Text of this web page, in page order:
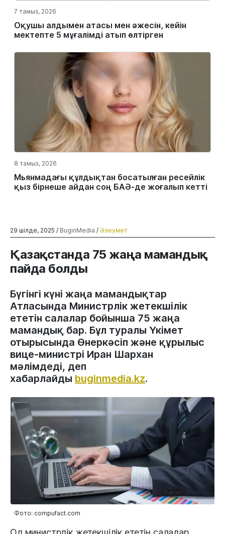
7 тамыз, 2026
Оқушы алдымен атасы мен әжесін, кейін
мектепте 5 мұғалімді атып өлтірген
8 тамыз, 2026
Мьянмадағы құлдықтан босатылған ресейлік
қыз бірнеше айдан соң БАӘ-де жоғалып кетті
29 шілде, 2025 / BuginMedia / Әлеумет
Қазақстанда 75 жаңа мамандық
пайда болды
Бүгінгі күні жаңа мамандықтар
Атласында Министрлік жетекшілік
ететін салалар бойынша 75 жаңа
мамандық бар. Бұл туралы Үкімет
отырысында Өнеркәсіп және құрылыс
вице-министрі Иран Шархан
мәлімдеді, деп
хабарлайды buginmedia.kz.
Фото: compufact.com